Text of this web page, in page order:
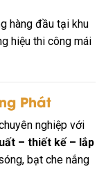
hàng đầu tại khu
hiệu thi công mái
Phát
nghiệp với
– thiết kế – lắp
bạt che nắng